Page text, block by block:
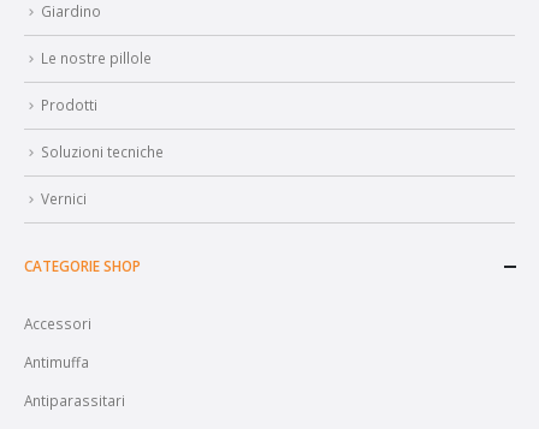
Giardino
Le nostre pillole
Prodotti
Soluzioni tecniche
Vernici
CATEGORIE SHOP
Accessori
Antimuffa
Antiparassitari